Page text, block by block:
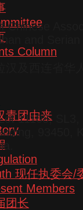
Column
青团由来
现任执委会/
Members
团长
Chinese
and Serian
汉及西连省华
11108, SL3,
93450,